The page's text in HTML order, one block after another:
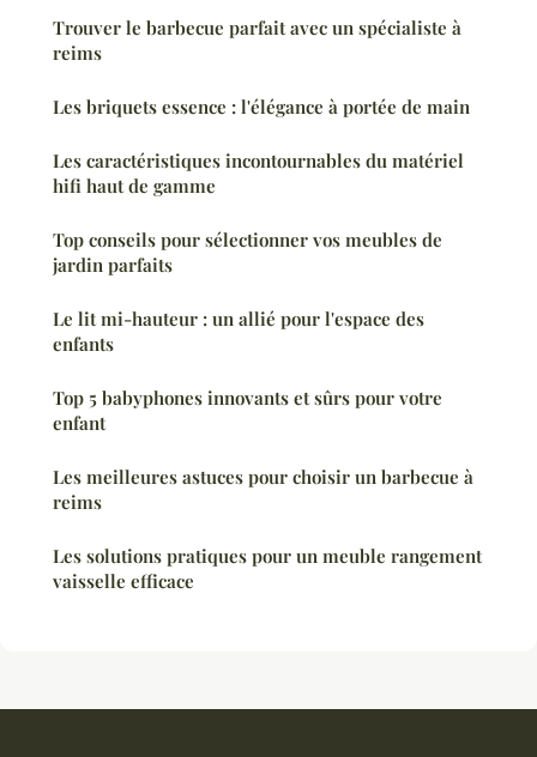
Trouver le barbecue parfait avec un spécialiste à
reims
Les briquets essence : l'élégance à portée de main
Les caractéristiques incontournables du matériel
hifi haut de gamme
Top conseils pour sélectionner vos meubles de
jardin parfaits
Le lit mi-hauteur : un allié pour l'espace des
enfants
Top 5 babyphones innovants et sûrs pour votre
enfant
Les meilleures astuces pour choisir un barbecue à
reims
Les solutions pratiques pour un meuble rangement
vaisselle efficace